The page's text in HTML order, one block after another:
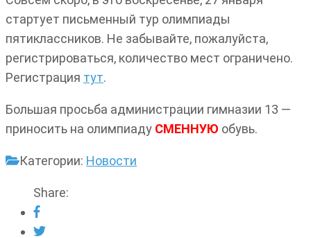
стартует письменный тур олимпиады
пятиклассников. Не забывайте, пожалуйста,
регистрироваться, количество мест ограничено.
Регистрация тут.
Большая просьба администрации гимназии 13 —
приносить на олимпиаду СМЕННУЮ обувь.
Категории: Новости
Share: